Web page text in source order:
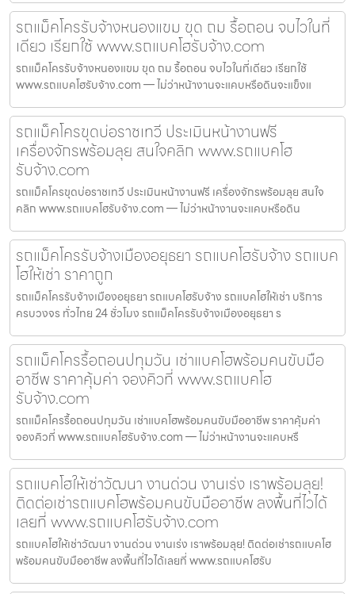
รถแม็คโครรับจ้างหนองแขม ขุด ถม รื้อถอน จบไวในที่
เดียว เรียกใช้ www.รถแบคโฮรับจ้าง.com
รถแม็คโครรับจ้างหนองแขม ขุด ถม รื้อถอน จบไวในที่เดียว เรียกใช้
www.รถแบคโฮรับจ้าง.com — ไม่ว่าหน้างานจะแคบหรือดินจะแข็งแ
รถแม็คโครขุดบ่อราชเทวี ประเมินหน้างานฟรี
เครื่องจักรพร้อมลุย สนใจคลิก www.รถแบคโฮ
รับจ้าง.com
รถแม็คโครขุดบ่อราชเทวี ประเมินหน้างานฟรี เครื่องจักรพร้อมลุย สนใจ
คลิก www.รถแบคโฮรับจ้าง.com — ไม่ว่าหน้างานจะแคบหรือดิน
รถแม็คโครรับจ้างเมืองอยุธยา รถแบคโฮรับจ้าง รถแบค
โฮให้เช่า ราคาถูก
รถแม็คโครรับจ้างเมืองอยุธยา รถแบคโฮรับจ้าง รถแบคโฮให้เช่า บริการ
ครบวงจร ทั่วไทย 24 ชั่วโมง รถแม็คโครรับจ้างเมืองอยุธยา ร
รถแม็คโครรื้อถอนปทุมวัน เช่าแบคโฮพร้อมคนขับมือ
อาชีพ ราคาคุ้มค่า จองคิวที่ www.รถแบคโฮ
รับจ้าง.com
รถแม็คโครรื้อถอนปทุมวัน เช่าแบคโฮพร้อมคนขับมืออาชีพ ราคาคุ้มค่า
จองคิวที่ www.รถแบคโฮรับจ้าง.com — ไม่ว่าหน้างานจะแคบหรื
รถแบคโฮให้เช่าวัฒนา งานด่วน งานเร่ง เราพร้อมลุย!
ติดต่อเช่ารถแบคโฮพร้อมคนขับมืออาชีพ ลงพื้นที่ไวได้
เลยที่ www.รถแบคโฮรับจ้าง.com
รถแบคโฮให้เช่าวัฒนา งานด่วน งานเร่ง เราพร้อมลุย! ติดต่อเช่ารถแบคโฮ
พร้อมคนขับมืออาชีพ ลงพื้นที่ไวได้เลยที่ www.รถแบคโฮรับ